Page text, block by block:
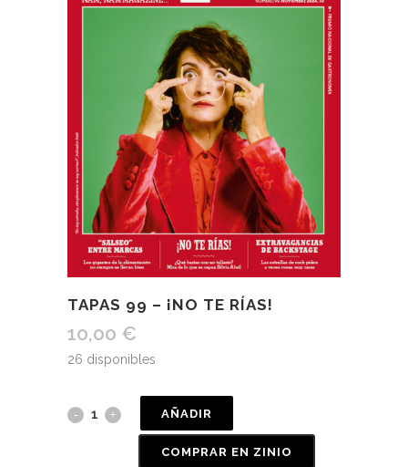
TAPAS 99 – ¡NO TE RÍAS!
10,00 €
26 disponibles
AÑADIR
COMPRAR EN ZINIO